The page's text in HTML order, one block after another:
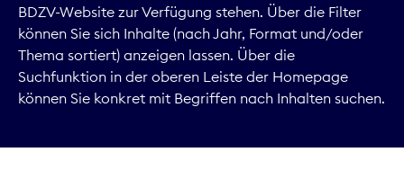
Digitales
Kommunikation
Marktdaten
BDZV-Website zur Verfügung stehen. Über die Filter
können Sie sich Inhalte (nach Jahr, Format und/oder
Thema sortiert) anzeigen lassen. Über die
Suchfunktion in der oberen Leiste der Homepage
können Sie konkret mit Begriffen nach Inhalten suchen.